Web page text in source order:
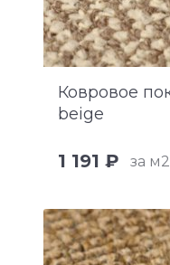
Ковровое
beige
1 191 ₽ за м2